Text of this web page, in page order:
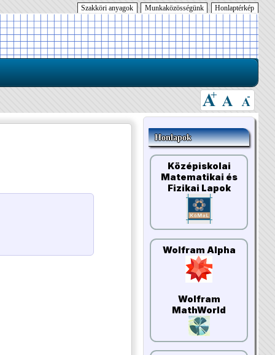
Honlaptérkép
Munkaközösségünk
Szakköri anyagok
Honlapok
Középiskolai
Matematikai és
Fizikai Lapok
Wolfram Alpha
Wolfram
MathWorld